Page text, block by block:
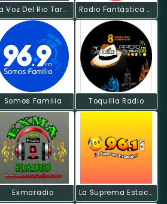
La Voz Del Rio Tarqui Radio Fantástica Estéreo
Somos Familia Toquilla Radio
Exmaradio La Suprema Estacion